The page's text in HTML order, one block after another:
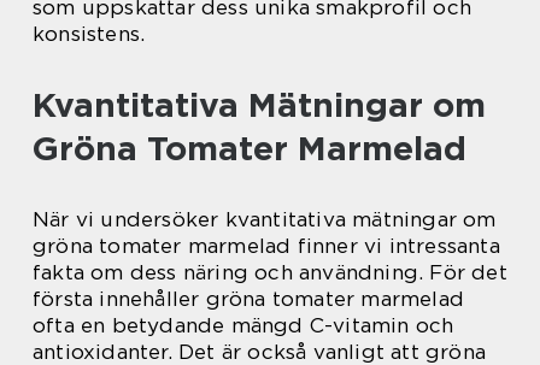
som uppskattar dess unika smakprofil och
konsistens.
Kvantitativa Mätningar om
Gröna Tomater Marmelad
När vi undersöker kvantitativa mätningar om
gröna tomater marmelad finner vi intressanta
fakta om dess näring och användning. För det
första innehåller gröna tomater marmelad
ofta en betydande mängd C-vitamin och
antioxidanter. Det är också vanligt att gröna